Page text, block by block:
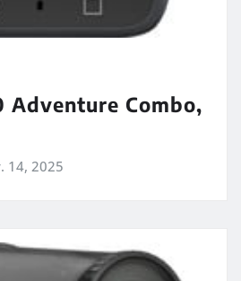
Adventure Combo,
14, 2025